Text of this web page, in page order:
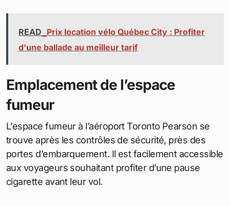
READ Prix location vélo Québec City : Profiter
d'une ballade au meilleur tarif
Emplacement de l’espace
fumeur
L’espace fumeur à l’aéroport Toronto Pearson se
trouve après les contrôles de sécurité, près des
portes d’embarquement. Il est facilement accessible
aux voyageurs souhaitant profiter d’une pause
cigarette avant leur vol.